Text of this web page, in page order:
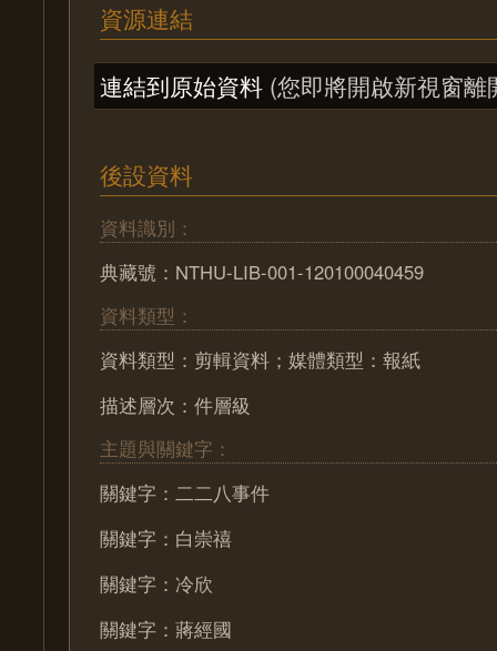
資源連結
連結到原始資料 (您即將開啟新視窗離
後設資料
資料識別：
典藏號：NTHU-LIB-001-120100040459
資料類型：
資料類型：剪輯資料；媒體類型：報紙
描述層次：件層級
主題與關鍵字：
關鍵字：二二八事件
關鍵字：白崇禧
關鍵字：冷欣
關鍵字：蔣經國